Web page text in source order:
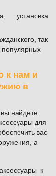
установка
так
популярных
к нам и
в
найдете
для
вас
а
к